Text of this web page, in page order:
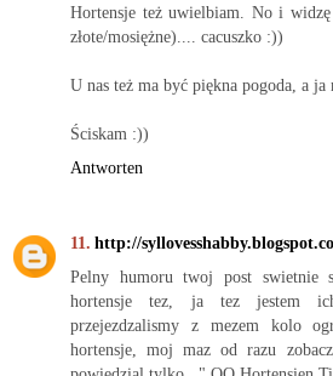
Hortensje też uwielbiam. No i
złote/mosiężne).... cacuszko :))
U nas też ma być piękna pogoda, a ja
Ściskam :))
Antworten
http://
Pelny humoru twoj post swietnie
hortensje tez, ja tez jestem
przejezdzalismy z mezem kolo
hortensje, moj maz od razu